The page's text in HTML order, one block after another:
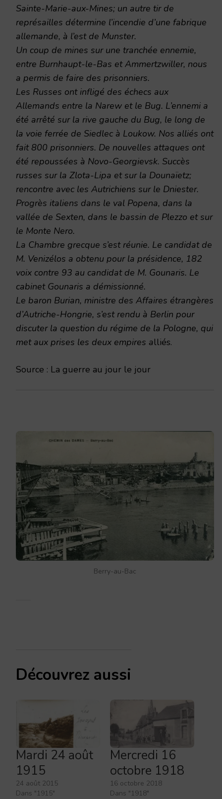
Sainte-Marie-aux-Mines; un autre tir de
représailles détermine l’incendie d’une fabrique
allemande, à l’est de Munster.
Un coup de mines sur une tranchée ennemie,
entre Burnhaupt-le-Bas et Ammertzwiller, nous
a permis de faire des prisonniers.
Les Russes ont infligé des échecs aux
Allemands entre la Narew et le Bug. L’ennemi a
été arrêté sur la rive gauche du Bug, le long de
la voie ferrée de Siedlec à Loukow. Nos alliés ont
fait 800 prisonniers. De nouvelles attaques ont
été repoussées à Novo-Georgievsk. Succès
russes sur la Zlota-Lipa et sur la Dounaïetz;
rencontre avec les Autrichiens sur le Dniester.
Progrès italiens dans le val Popena, dans la
vallée de Sexten, dans le bassin de Plezzo et sur
le Monte Nero.
La Chambre grecque s’est réunie. Le candidat de
M. Venizélos a obtenu pour la présidence, 182
voix contre 93 au candidat de M. Gounaris. Le
cabinet Gounaris a démissionné.
Le baron Burian, ministre des Affaires étrangères
d’Autriche-Hongrie, s’est rendu à Berlin pour
discuter la question du régime de la Pologne, qui
met aux prises les deux empires alliés.
Source : La guerre au jour le jour
Berry-au-Bac
Découvrez aussi
Mardi 24 août
1915
24 août 2015
Dans "1915"
Mercredi 16
octobre 1918
16 octobre 2018
Dans "1918"